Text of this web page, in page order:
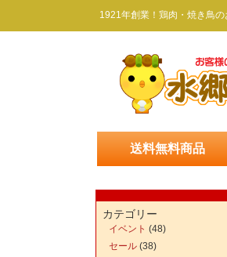
1921年創業！鶏肉・焼き鳥
送料無料商品
カテゴリー
イベント (48)
セール (38)